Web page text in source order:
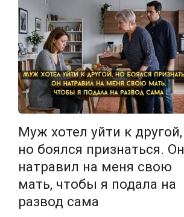
Муж хотел уйти к другой,
но боялся признаться. Он
натравил на меня свою
мать, чтобы я подала на
развод сама